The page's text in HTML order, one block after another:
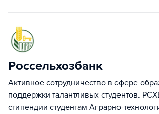
Россельхозбанк
Активное сотрудничество в сфере
поддержки талантливых студентов.
стипендии студентам Аграрно-